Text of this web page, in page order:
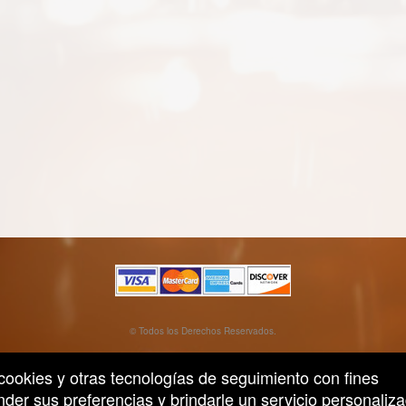
© Todos los Derechos Reservados.
Condiciones de uso
y otras tecnologías de seguimiento con fines
sus preferencias y brindarle un servicio